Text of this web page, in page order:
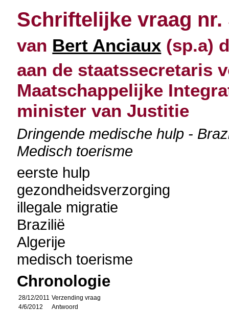
Schriftelijke vraag nr.
van Bert Anciaux (sp.a)
aan de staatssecretaris
Maatschappelijke
minister van Justitie
Dringende medische hulp -
Medisch toerisme
eerste hulp
gezondheidsverzorging
illegale migratie
Brazilië
Algerije
medisch toerisme
Chronologie
28/12/2011 Verzending vraag
4/6/2012
Antwoord